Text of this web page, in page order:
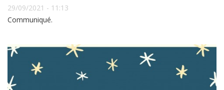
29/09/2021 - 11:13
Communiqué.